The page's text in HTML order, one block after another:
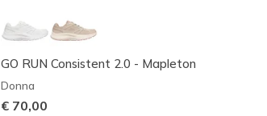
GO RUN Consistent 2.0 - Mapleton
Donna
€ 70,00